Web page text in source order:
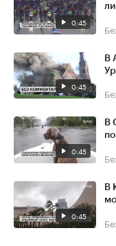
0:45
0:45
В
0:45
В
0:45
В